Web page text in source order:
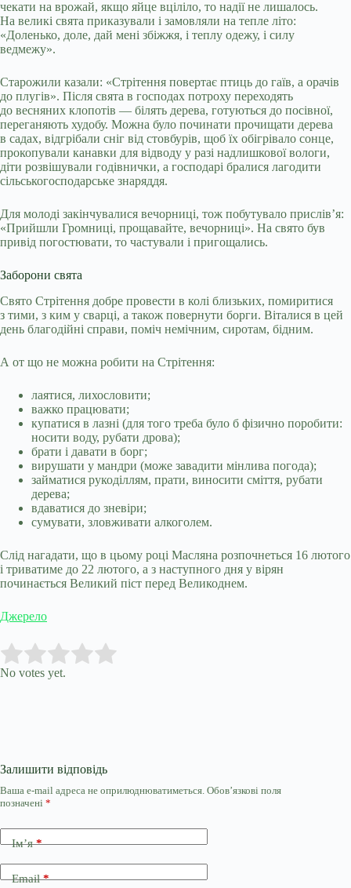
чекати на врожай, якщо яйце вціліло, то надії не лишалось.
На великі свята приказували і замовляли на тепле літо:
«Доленько, доле, дай мені збіжжя, і теплу одежу, і силу
ведмежу».
Старожили казали: «Стрітення повертає птиць до гаїв, а орачів
до плугів». Після свята в господах потроху переходять
до весняних клопотів — білять дерева, готуються до посівної,
переганяють худобу. Можна було починати прочищати дерева
в садах, відгрібали сніг від стовбурів, щоб їх обігрівало сонце,
прокопували канавки для відводу у разі надлишкової вологи,
діти розвішували годівнички, а господарі бралися лагодити
сільськогосподарське знаряддя.
Для молоді закінчувалися вечорниці, тож побутувало прислів’я:
«Прийшли Громниці, прощавайте, вечорниці». На свято був
привід погостювати, то частували і пригощались.
Заборони свята
Свято Стрітення добре провести в колі близьких, помиритися
з тими, з ким у сварці, а також повернути борги. Віталися в цей
день благодійні справи, поміч немічним, сиротам, бідним.
А от що не можна робити на Стрітення:
лаятися, лихословити;
важко працювати;
купатися в лазні (для того треба було б фізично поробити:
носити воду, рубати дрова);
брати і давати в борг;
вирушати у мандри (може завадити мінлива погода);
займатися рукоділлям, прати, виносити сміття, рубати
дерева;
вдаватися до зневіри;
сумувати, зловживати алкоголем.
Слід нагадати, що в цьому році Масляна розпочнеться 16 лютого
і триватиме до 22 лютого, а з наступного дня у вірян
починається Великий піст перед Великоднем.
Джерело
Rate this item:
No votes yet.
Залишити відповідь
Ваша e-mail адреса не оприлюднюватиметься. Обов’язкові поля
позначені *
Ім’я*
Email*